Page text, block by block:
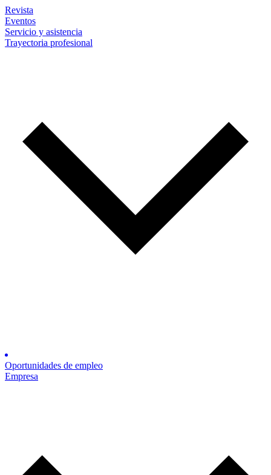
Revista
Eventos
Servicio y asistencia
Trayectoria profesional
Oportunidades de empleo
Empresa